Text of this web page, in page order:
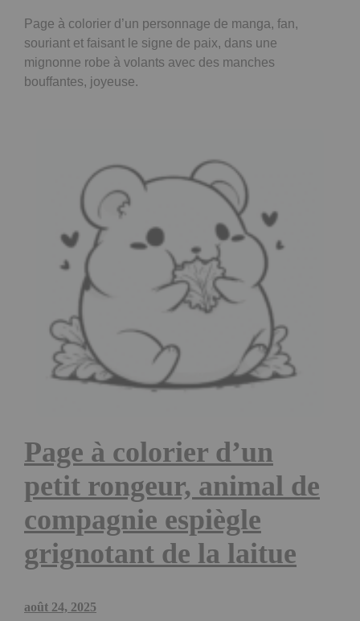
Page à colorier d’un personnage de manga, fan,
souriant et faisant le signe de paix, dans une
mignonne robe à volants avec des manches
bouffantes, joyeuse.
Page à colorier d’un
petit rongeur, animal de
compagnie espiègle
grignotant de la laitue
août 24, 2025